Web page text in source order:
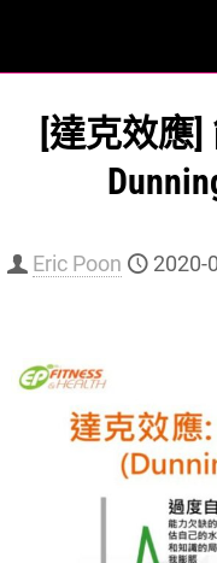
[達克效應
Eric Poon 2020-